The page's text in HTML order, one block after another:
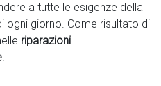
a tutte le esigenze della
ogni giorno. Come risultato di
riparazioni
.